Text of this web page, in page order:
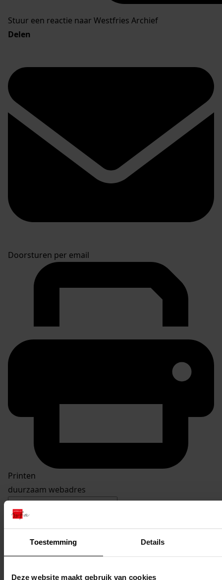
Toestemming Details
Deze website maakt gebruik van cookies
Stuur een reactie naar Westfries Archief
Delen
Doorsturen per email
Printen
duurzaam webadres
Inventaris